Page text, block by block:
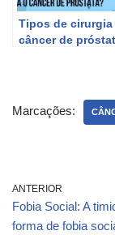
Tipos de cirurgia
câncer de
Marcações:
ANTERIOR
Fobia Social: A
forma de fobia